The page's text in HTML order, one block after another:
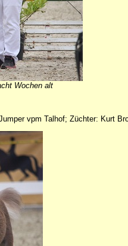
Wochen alt
vpm Talhof; Züchter: Kurt